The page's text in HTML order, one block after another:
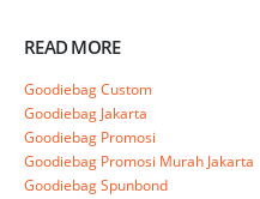
READ MORE
Goodiebag Custom
Goodiebag Jakarta
Goodiebag Promosi
Goodiebag Promosi Murah Jakarta
Goodiebag Spunbond